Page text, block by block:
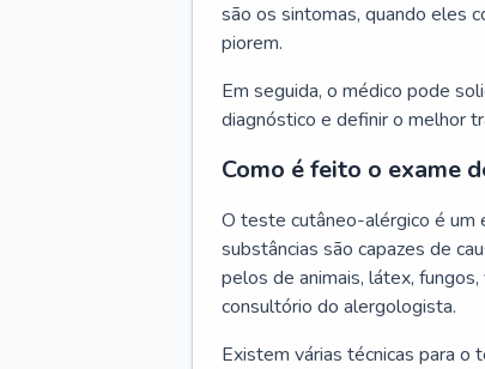
são os sintomas, quando eles
piorem.
Em seguida, o médico pode
diagnóstico e definir o melhor
Como é feito o exame
O teste cutâneo-alérgico é um
substâncias são capazes de
pelos de animais, látex,
consultório do alergologista.
Existem várias técnicas para o